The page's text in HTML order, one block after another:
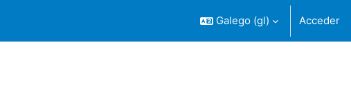
Galego ‎(gl)‎ Acceder